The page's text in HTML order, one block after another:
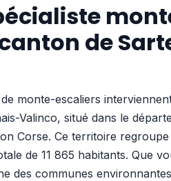
de
monte-escaliers
Valinco, situé dans le
Corse. Ce territoire
de 11 865 habitants. Que
des communes